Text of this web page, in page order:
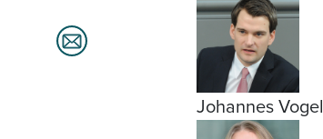
Johannes Vogel